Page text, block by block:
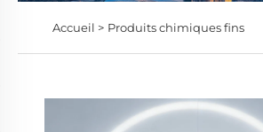
Accueil > Produits chimiques fins